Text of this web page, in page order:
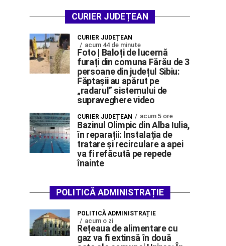
CURIER JUDEȚEAN
CURIER JUDEȚEAN
acum 44 de minute
Foto | Baloți de lucernă
furați din comuna Fărău de 3
persoane din județul Sibiu:
Făptașii au apărut pe
„radarul” sistemului de
supraveghere video
CURIER JUDEȚEAN acum 5 ore
Bazinul Olimpic din Alba Iulia,
în reparații: Instalația de
tratare și recirculare a apei
va fi refăcută pe repede
înainte
POLITICĂ ADMINISTRAȚIE
POLITICĂ ADMINISTRAȚIE
acum o zi
Rețeaua de alimentare cu
gaz va fi extinsă în două